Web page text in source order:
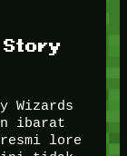
Story
Wizards
ibarat
resmi lore